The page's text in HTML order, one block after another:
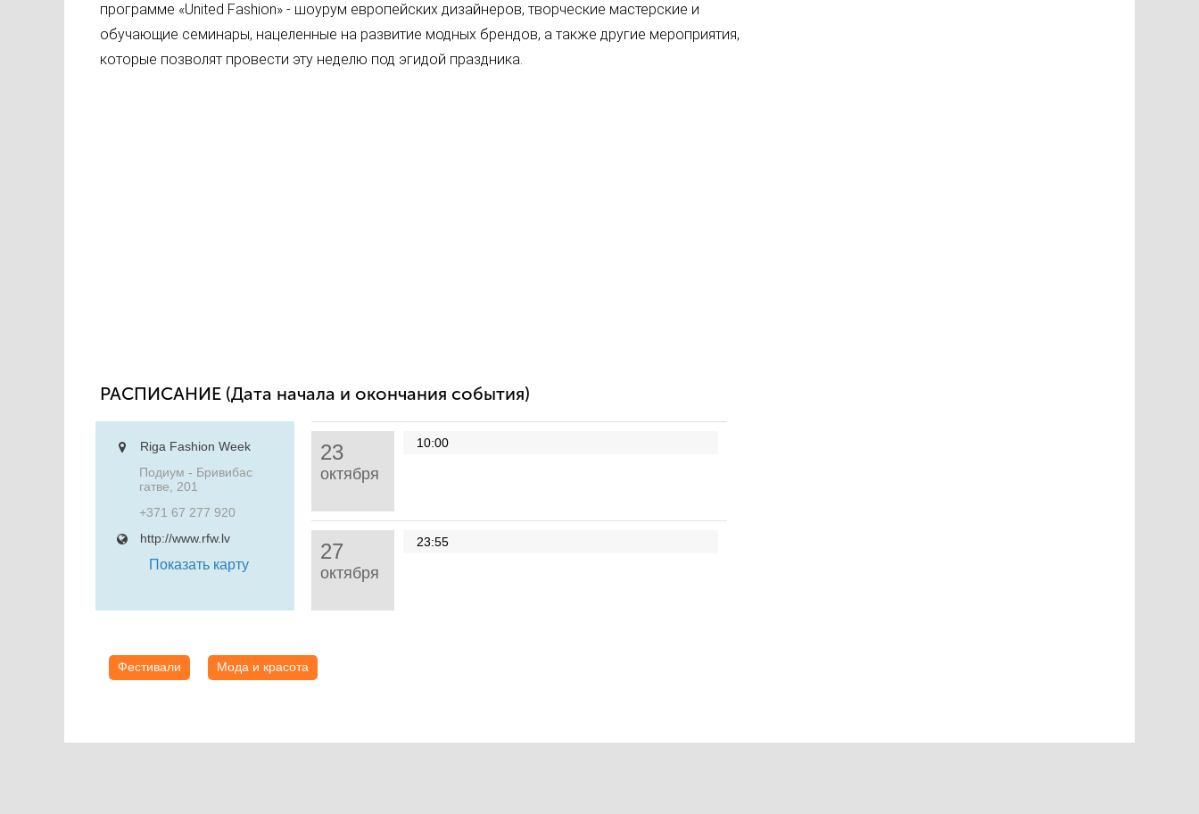
программе «United Fashion» - шоурум европейских дизайнеров, творческие мастерские и
обучающие семинары, нацеленные на развитие модных брендов, а также другие мероприятия,
которые позволят провести эту неделю под эгидой праздника.
РАСПИСАНИЕ (Дата начала и окончания события)
Riga Fashion Week
Подиум - Бривибас
гатве, 201
+371 67 277 920
http://www.rfw.lv
Показать карту
23
октября
10:00
27
октября
23:55
Фестивали Мода и красота